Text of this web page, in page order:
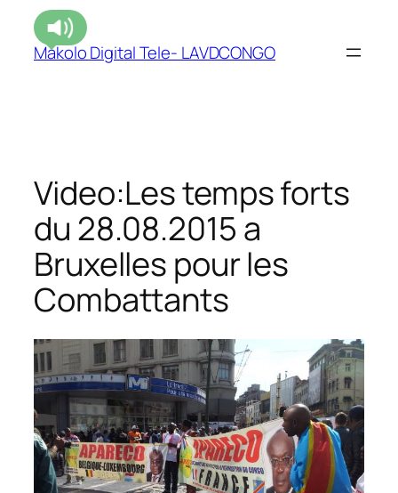
Makolo Digital Tele- LAVDCONGO
Video:Les temps forts
du 28.08.2015 a
Bruxelles pour les
Combattants